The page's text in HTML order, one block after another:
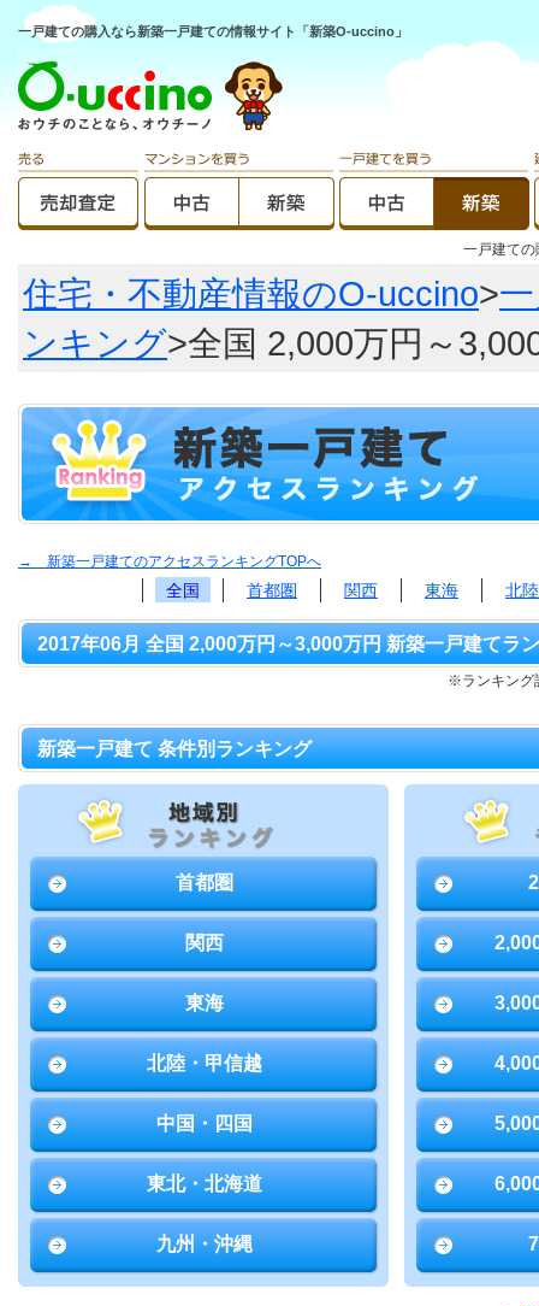
一戸建ての購入なら新築一戸建ての情報サイト「新築O-uccino」
一戸建て
住宅・不動産情報のO-uccino>
ンキング>全国 2,000万円～
→ 新築一戸建てのアクセスランキングTOPへ
全国 首都圏 関西 東海 北
2017年06月 全国 2,000万円～3,000万円 新築一戸建てラ
※ランキング
新築一戸建て 条件別ランキング
首都圏
関西
東海
北陸・甲信越
中国・四国
東北・北海道
九州・沖縄